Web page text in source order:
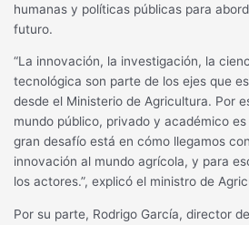
humanas y políticas públicas para
futuro.
“La innovación, la investigación, la
tecnológica son parte de los ejes que
desde el Ministerio de Agricultura. Por
mundo público, privado y académico
gran desafío está en cómo llegamos
innovación al mundo agrícola, y para
los actores.”, explicó el ministro de
Por su parte, Rodrigo García, director